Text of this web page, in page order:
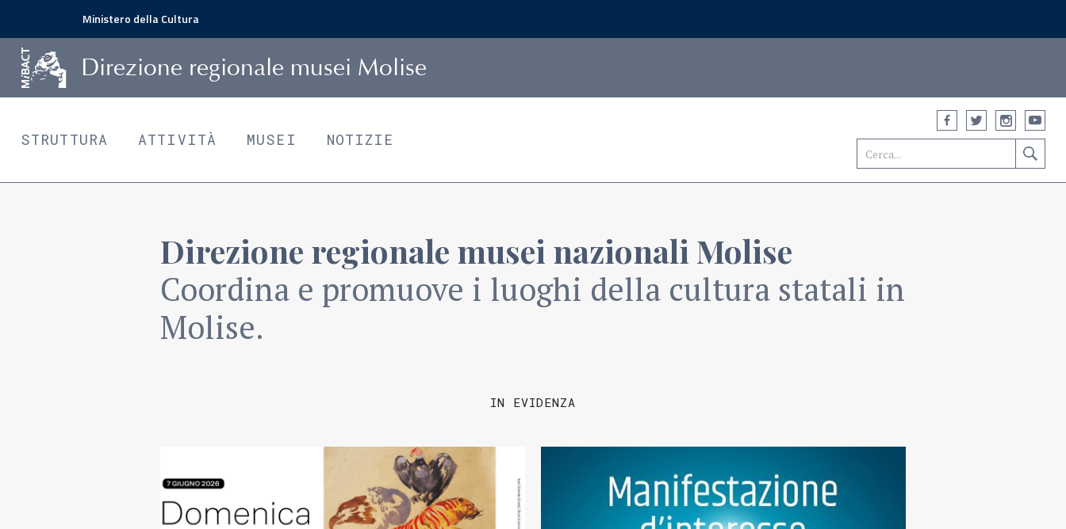
Ministero della Cultura
Direzione regionale musei Molise
STRUTTURA ATTIVITÀ MUSEI NOTIZIE
Direzione regionale musei nazionali Molise
Coordina e promuove i luoghi della cultura statali in
Molise.
IN EVIDENZA